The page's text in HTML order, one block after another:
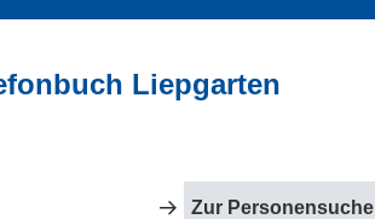
Liepgarten
Zur Personensuche